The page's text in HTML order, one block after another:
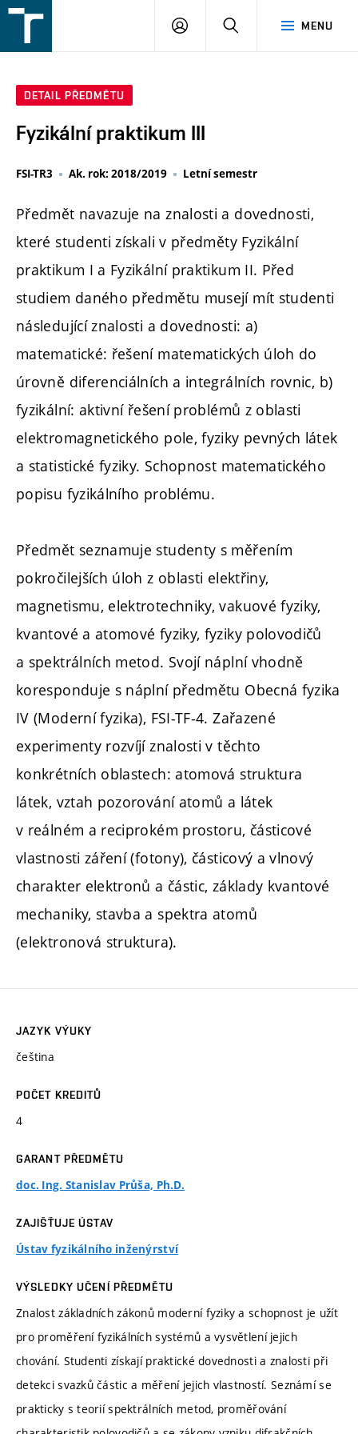
v
MENU
PŘIHLÁŠENÍ
DETAIL PŘEDMĚTU
Fyzikální praktikum III
FSI-TR3 Ak. rok: 2018/2019 Letní semestr
Předmět navazuje na znalosti a dovednosti,
které studenti získali v předměty Fyzikální
praktikum I a Fyzikální praktikum II. Před
studiem daného předmětu musejí mít studenti
následující znalosti a dovednosti: a)
matematické: řešení matematických úloh do
úrovně diferenciálních a integrálních rovnic, b)
fyzikální: aktivní řešení problémů z oblasti
elektromagnetického pole, fyziky pevných látek
a statistické fyziky. Schopnost matematického
popisu fyzikálního problému.
Předmět seznamuje studenty s měřením
pokročilejších úloh z oblasti elektřiny,
magnetismu, elektrotechniky, vakuové fyziky,
kvantové a atomové fyziky, fyziky polovodičů
a spektrálních metod. Svojí náplní vhodně
koresponduje s náplní předmětu Obecná fyzika
IV (Moderní fyzika), FSI-TF-4. Zařazené
experimenty rozvíjí znalosti v těchto
konkrétních oblastech: atomová struktura
látek, vztah pozorování atomů a látek
v reálném a reciprokém prostoru, částicové
vlastnosti záření (fotony), částicový a vlnový
charakter elektronů a částic, základy kvantové
mechaniky, stavba a spektra atomů
(elektronová struktura).
JAZYK VÝUKY
čeština
POČET KREDITŮ
4
GARANT PŘEDMĚTU
doc. Ing. Stanislav Průša, Ph.D.
ZAJIŠŤUJE ÚSTAV
Ústav fyzikálního inženýrství
VÝSLEDKY UČENÍ PŘEDMĚTU
Znalost základních zákonů moderní fyziky a schopnost je užít
pro proměření fyzikálních systémů a vysvětlení jejich
chování. Studenti získají praktické dovednosti a znalosti při
detekci svazků částic a měření jejich vlastností. Seznámí se
prakticky s teorií spektrálních metod, proměřování